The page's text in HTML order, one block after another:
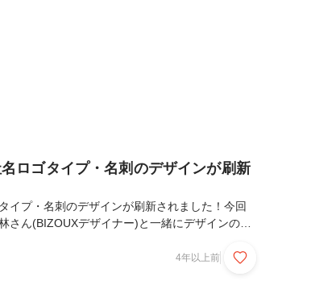
ロゴタイプ・名刺のデザインが刷新
イプ・名刺のデザインが刷新されました！今回
さん(BIZOUXデザイナー)と一緒にデザインの変
ったんですか？渡辺：BIZOUX、GEM EDEN、
4年以上前